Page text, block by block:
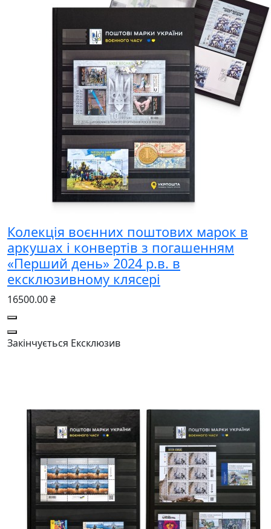
Колекція воєнних поштових марок в
аркушах і конвертів з погашенням
«Перший день» 2024 р.в. в
ексклюзивному клясері
16500.00 ₴
Закінчується Ексклюзив